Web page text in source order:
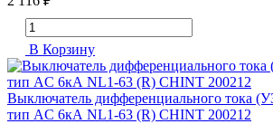
В Корзину
Выключатель дифференциального тока
тип AC 6кА NL1-63 (R) CHINT 200212